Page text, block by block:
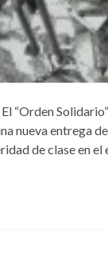
“Orden
nueva entrega
de clase en